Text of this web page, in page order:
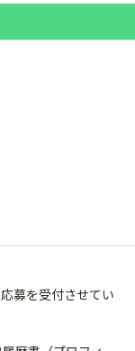
募を受付させてい